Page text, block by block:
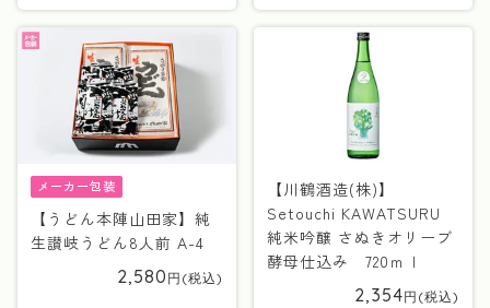
メーカー包装
【うどん本陣山田家】純
生讃岐うどん8人前 A-4
2,580
【川鶴酒造(株)】
Setouchi KAWATSURU
純米吟醸 さぬきオリーブ
酵母仕込み 720ｍｌ
2,354